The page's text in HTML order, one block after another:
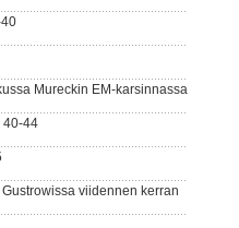
Mureckin EM-karsinnassa
40-44
viidennen kerran